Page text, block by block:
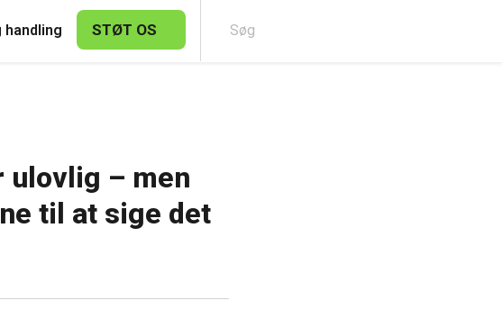
handling STØT OS
ulovlig – men
til at sige det